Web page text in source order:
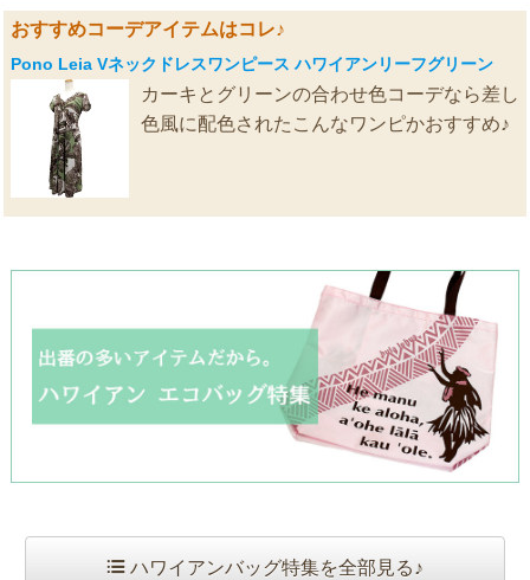
おすすめコーデアイテムはコレ♪
Pono Leia Vネックドレスワンピース ハワイアンリーフグリーン
カーキとグリーンの合わせ色コーデなら差し
色風に配色されたこんなワンピかおすすめ♪
ハワイアンバッグ特集を全部見る♪